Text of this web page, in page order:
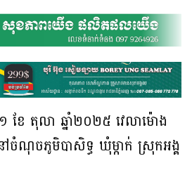
ខែ តុលា ឆ្នាំ២០២៥ វេលាម៉ោង
ណុចភូមិបាសិទ្ធ ឃុំម្កាក់ ស្រុកអង្គ